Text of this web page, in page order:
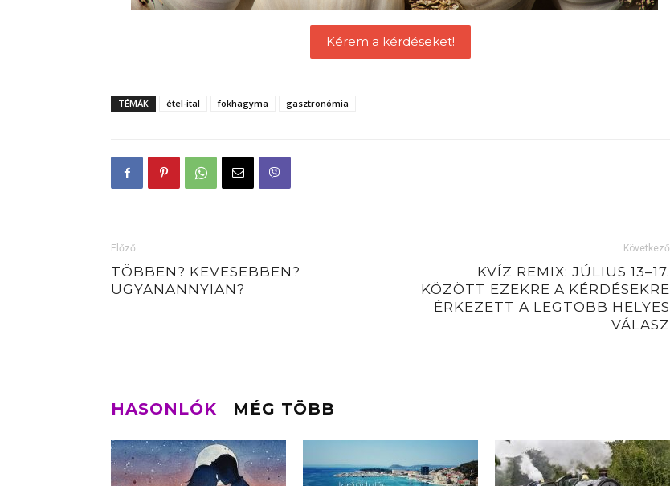
Kérem a kérdéseket!
TÉMÁK étel-ital fokhagyma gasztronómia
Előző
TÖBBEN? KEVESEBBEN?
UGYANANNYIAN?
Következő
KVÍZ REMIX: JÚLIUS 13–17.
KÖZÖTT EZEKRE A KÉRDÉSEKRE
ÉRKEZETT A LEGTÖBB HELYES
VÁLASZ
HASONLÓK MÉG TÖBB